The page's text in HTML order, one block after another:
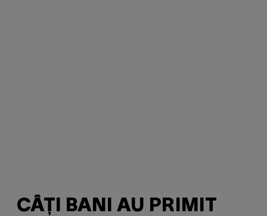
CÂȚI BANI AU PRIMIT